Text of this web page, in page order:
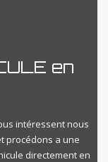
en
intéressent nous
procédons a une
directement en